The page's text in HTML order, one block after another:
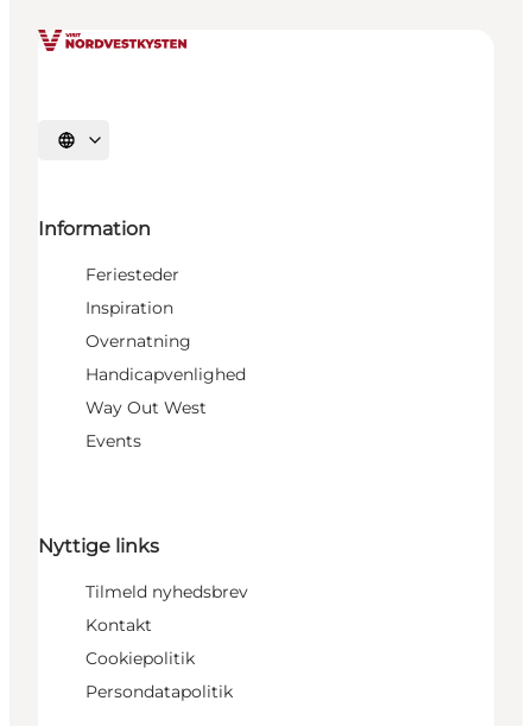
Vælg sprog
Information
Feriesteder
Inspiration
Overnatning
Handicapvenlighed
Way Out West
Events
Nyttige links
Tilmeld nyhedsbrev
Kontakt
Cookiepolitik
Persondatapolitik